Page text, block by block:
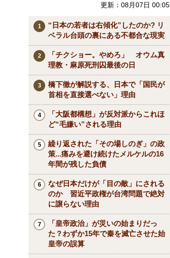
更新：08月07日 00:05
“日本の若者は右傾化”したのか? リ
ベラル台頭の裏にある不都合な現実
「チクショー。やめろ」 オウム真
理教・麻原死刑囚最後の日
橋下徹が解説する、日本で「国民が
首相を直接選べない」理由
「大阪都構想」が反対派からこれほ
ど“毛嫌い”される理由
繰り返された「その場しのぎ」の政
策...痛みを避け続けたメルケルの16
年間が残した負債
なぜ日本だけが「目の敵」にされる
のか 習近平政権が台湾問題で絶対
に譲らない理由
「皇帝政治」が災いの始まりだっ
た？わずか15年で秦を滅亡させた始
皇帝の誤算